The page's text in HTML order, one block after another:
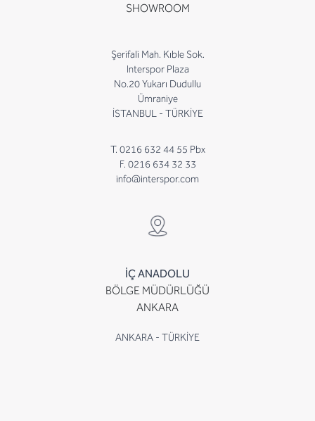
SHOWROOM
Şerifali Mah. Kıble Sok.
Interspor Plaza
No.20 Yukarı Dudullu
Ümraniye
İSTANBUL - TÜRKİYE
T. 0216 632 44 55 Pbx
F. 0216 634 32 33
info@interspor.com
İÇ ANADOLU
BÖLGE MÜDÜRLÜĞÜ
ANKARA
ANKARA - TÜRKİYE